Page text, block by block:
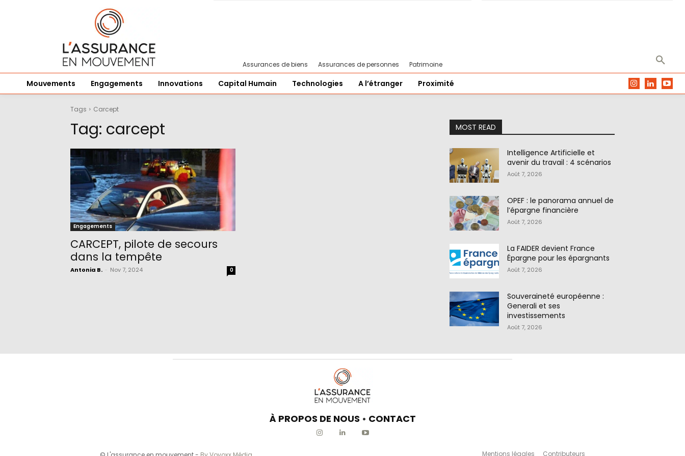
Assurances de biens Assurances de personnes Patrimoine
Mouvements Engagements Innovations Capital Humain Technologies A l’étranger Proximité
Tags Carcept
Tag: carcept
Engagements
CARCEPT, pilote de secours
dans la tempête
Antonia B. Nov 7, 2024 0
MOST READ
Intelligence Artificielle et
avenir du travail : 4 scénarios
Août 7, 2026
OPEF : le panorama annuel de
l’épargne financière
Août 7, 2026
La FAIDER devient France
Épargne pour les épargnants
Août 7, 2026
Souveraineté européenne :
Generali et ses
investissements
Août 7, 2026
À PROPOS DE NOUS • CONTACT
Mentions légales Contributeurs